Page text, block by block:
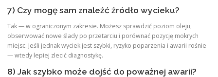
7) Czy mogę sam znaleźć źródło wycieku?
Tak — w ograniczonym zakresie. Możesz sprawdzić poziom oleju,
obserwować nowe ślady po przetarciu i porównać pozycję mokrych
miejsc. Jeśli jednak wyciek jest szybki, ryzyko poparzenia i awarii rośnie
— wtedy lepiej zlecić diagnostykę.
8) Jak szybko może dojść do poważnej awarii?